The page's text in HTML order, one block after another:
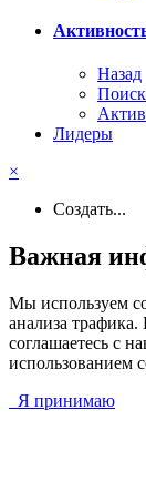
Назад
Поиск
Лидеры
×
Создать...
Важная
Мы используем
анализа
соглашаетесь с
использованием
Я принимаю